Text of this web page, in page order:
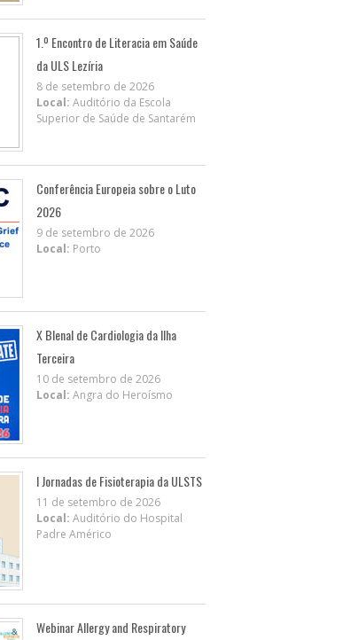
1.º Encontro de Literacia em Saúde
da ULS Lezíria
8 de setembro de 2026
Local: Auditório da Escola
Superior de Saúde de Santarém
Conferência Europeia sobre o Luto
2026
9 de setembro de 2026
Local: Porto
X BIenal de Cardiologia da Ilha
Terceira
10 de setembro de 2026
Local: Angra do Heroísmo
I Jornadas de Fisioterapia da ULSTS
11 de setembro de 2026
Local: Auditório do Hospital
Padre Américo
Webinar Allergy and Respiratory